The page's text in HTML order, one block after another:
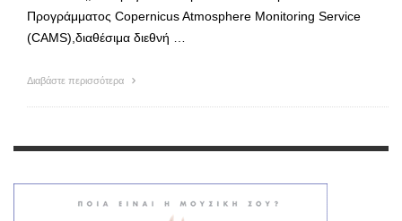
Προγράμματος Copernicus Atmosphere Monitoring Service
(CAMS),διαθέσιμα διεθνή …
Διαβάστε περισσότερα